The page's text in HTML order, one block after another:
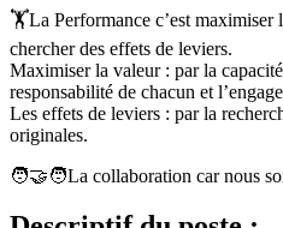
🏋️La Performance c’est maximiser
chercher des effets de leviers.
Maximiser la valeur : par la
responsabilité de chacun et
Les effets de leviers : par la
originales.
🧑‍🤝‍🧑La collaboration car nous